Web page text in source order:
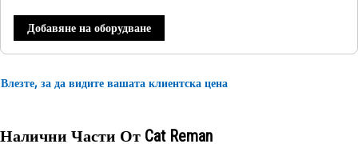
Добавяне на оборудване
Влезте, за да видите вашата клиентска цена
Налични Части От Cat Reman